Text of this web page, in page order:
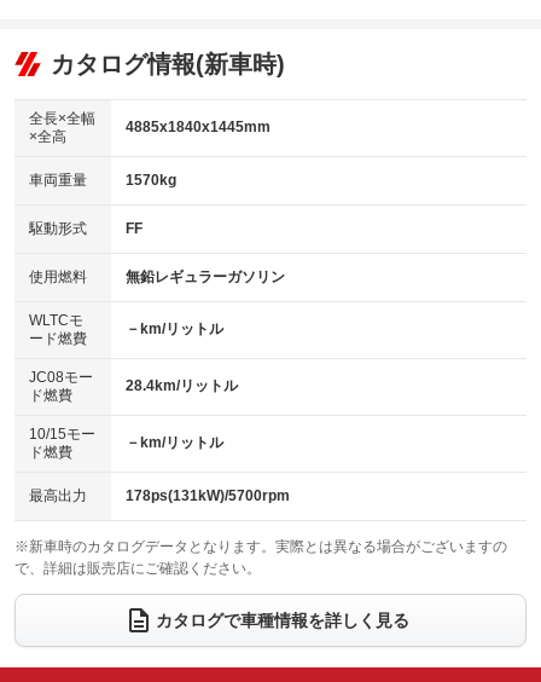
リフトアップ
：装備なし
：装備なし
パワーウィンドウ
アイドリングストップ
：装備なし
USB入力端子
：装備なし
100V電源
：装備あり
センターデフロック
：装備なし
電動格納ミラー
：装備あり
ビジュアル：-／DVD再生
：装備あり
アルミホイール：19インチ
：装備あり
HID(キセノンライト)
バックカメラ
エアロ
：装備あり
ローダウン
：装備なし
ベンチシート
：装備なし
チップアップシート
：装備なし
電動格納サードシート
：装備あり シートヒーター
：装備なし
ウォークスルー
電動リアゲート フロントカメラ
：装備なし
シートエアコン
：装備なし 全周囲カメラ
：装備なし
カタログ情報(新車時)
全長×全幅
×全高
4885x1840x1445mm
車両重量 1570kg
駆動形式 FF
使用燃料 無鉛レギュラーガソリン
WLTCモ
ード燃費
－km/リットル
JC08モー
ド燃費
28.4km/リットル
10/15モー
ド燃費
－km/リットル
最高出力 178ps(131kW)/5700rpm
※新車時のカタログデータとなります。実際とは異なる場合がございますの
で、詳細は販売店にご確認ください。
カタログで車種情報を詳しく見る